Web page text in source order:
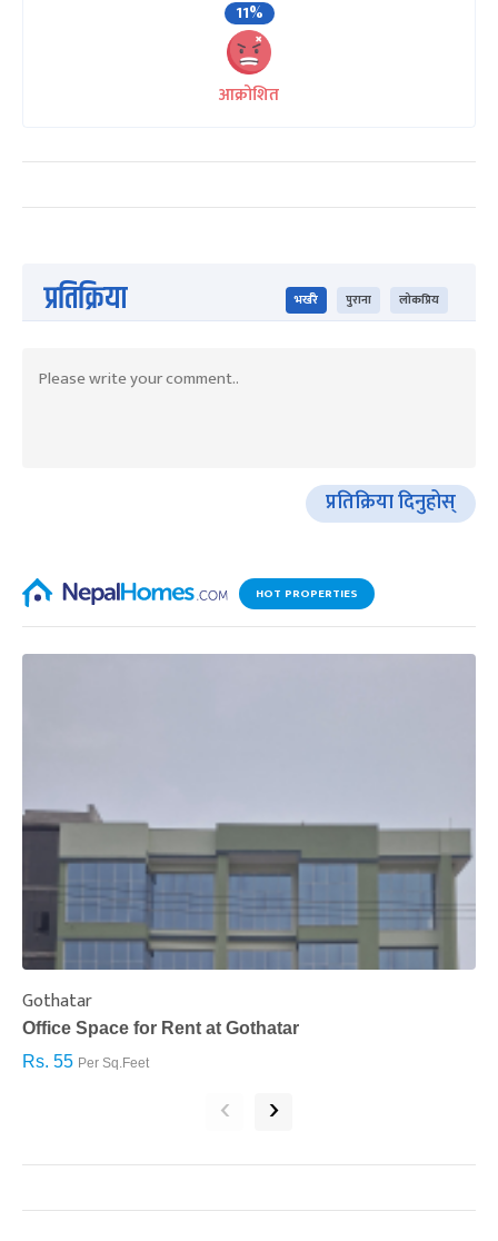
11%
आक्रोशित
प्रतिक्रिया भर्खरै पुराना लोकप्रिय
प्रतिक्रिया दिनुहोस्
HOT PROPERTIES
Gothatar
Office Space for Rent at Gothatar
Rs. 55 Per Sq.Feet
‹ ›